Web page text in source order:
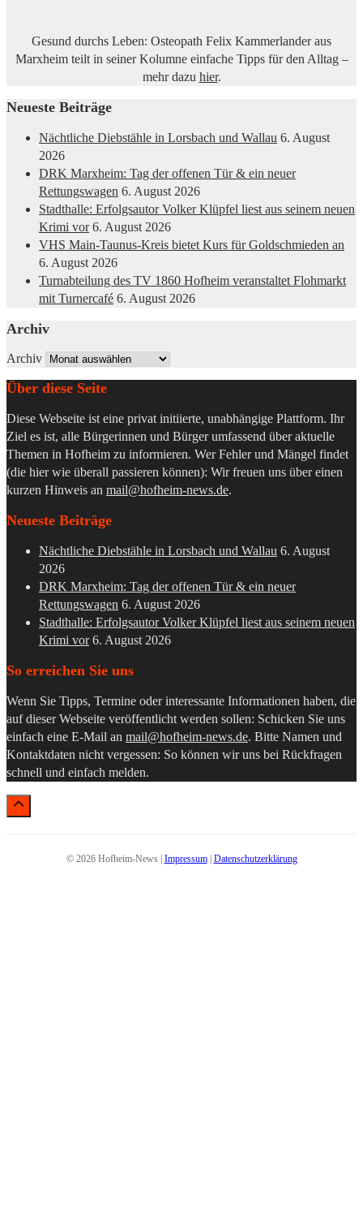
Gesund durchs Leben: Osteopath Felix Kammerlander aus
Marxheim teilt in seiner Kolumne einfache Tipps für den Alltag –
mehr dazu hier.
Neueste Beiträge
Nächtliche Diebstähle in Lorsbach und Wallau 6. August
2026
DRK Marxheim: Tag der offenen Tür & ein neuer
Rettungswagen 6. August 2026
Stadthalle: Erfolgsautor Volker Klüpfel liest aus seinem neuen
Krimi vor 6. August 2026
VHS Main-Taunus-Kreis bietet Kurs für Goldschmieden an
6. August 2026
Turnabteilung des TV 1860 Hofheim veranstaltet Flohmarkt
mit Turnercafé 6. August 2026
Archiv
Archiv
Über diese Seite
Diese Webseite ist eine privat initiierte, unabhängige Plattform. Ihr
Ziel es ist, alle Bürgerinnen und Bürger umfassend über aktuelle
Themen in Hofheim zu informieren. Wer Fehler und Mängel findet
(die hier wie überall passieren können): Wir freuen uns über einen
kurzen Hinweis an mail@hofheim-news.de.
Neueste Beiträge
Nächtliche Diebstähle in Lorsbach und Wallau 6. August
2026
DRK Marxheim: Tag der offenen Tür & ein neuer
Rettungswagen 6. August 2026
Stadthalle: Erfolgsautor Volker Klüpfel liest aus seinem neuen
Krimi vor 6. August 2026
So erreichen Sie uns
Wenn Sie Tipps, Termine oder interessante Informationen haben, die
auf dieser Webseite veröffentlicht werden sollen: Schicken Sie uns
einfach eine E-Mail an mail@hofheim-news.de. Bitte Namen und
Kontaktdaten nicht vergessen: So können wir uns bei Rückfragen
schnell und einfach melden.
© 2026 Hofheim-News | Impressum| Datenschutzerklärung